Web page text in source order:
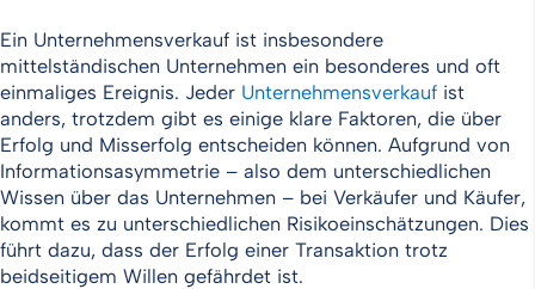
Ein Unternehmensverkauf ist insbesondere
mittelständischen Unternehmen ein besonderes und oft
einmaliges Ereignis. Jeder Unternehmensverkauf ist
anders, trotzdem gibt es einige klare Faktoren, die über
Erfolg und Misserfolg entscheiden können. Aufgrund von
Informationsasymmetrie – also dem unterschiedlichen
Wissen über das Unternehmen – bei Verkäufer und Käufer,
kommt es zu unterschiedlichen Risikoeinschätzungen. Dies
führt dazu, dass der Erfolg einer Transaktion trotz
beidseitigem Willen gefährdet ist.